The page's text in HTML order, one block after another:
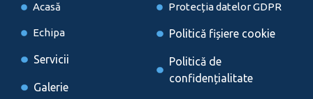
Acasă
Echipa
Servicii
Galerie
Protecția datelor GDPR
Politică fișiere cookie
Politică de
confidențialitate